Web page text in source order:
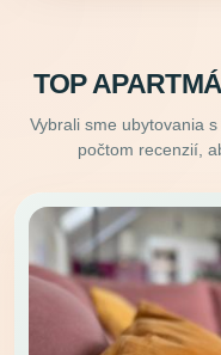
TOP
Vybrali sme ubytovania
počtom recenzií,